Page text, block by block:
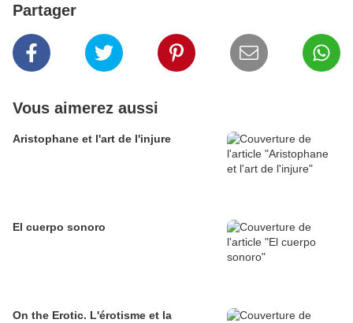
Partager
Vous aimerez aussi
Aristophane et l'art de l'injure
El cuerpo sonoro
On the Erotic. L'érotisme et la